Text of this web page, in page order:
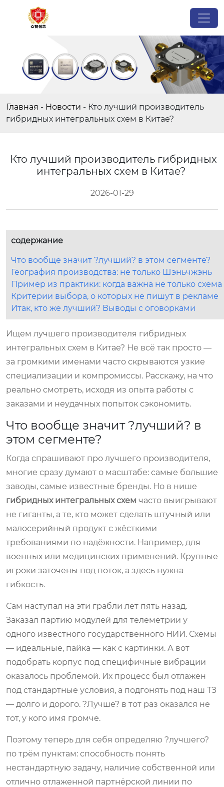
Главная - Новости - Кто лучший производитель
гибридных интегральных схем в Китае?
Кто лучший производитель гибридных
интегральных схем в Китае?
2026-01-29
содержание
Что вообще значит ?лучший? в этом сегменте?
География производства: не только Шэньчжэнь
Пример из практики: когда важна не только схема
Критерии выбора, о которых не пишут в рекламе
Итак, кто же лучший? Выводы с оговорками
Ищем лучшего производителя гибридных
интегральных схем в Китае? Не всё так просто —
за громкими именами часто скрываются узкие
специализации и компромиссы. Расскажу, на что
реально смотреть, исходя из опыта работы с
заказами и неудачных попыток сэкономить.
Что вообще значит ?лучший? в
этом сегменте?
Когда спрашивают про лучшего производителя,
многие сразу думают о масштабе: самые большие
заводы, самые известные бренды. Но в нише
гибридных интегральных схем часто выигрывают
не гиганты, а те, кто может сделать штучный или
малосерийный продукт с жёсткими
требованиями по надёжности. Например, для
военных или медицинских применений. Крупные
игроки заточены под поток, а здесь нужна
гибкость.
Сам наступал на эти грабли лет пять назад.
Заказал партию модулей для телеметрии у
одного известного государственного НИИ. Схемы
— идеальные, пайка — как с картинки. А вот
подобрать корпус под специфичные вибрации
оказалось проблемой. Их процесс был отлажен
под стандартные условия, а подгонять под наш ТЗ
— долго и дорого. ?Лучше? в тот раз оказался не
тот, у кого имя громче.
Поэтому теперь для себя определяю ?лучшего?
по трём пунктам: способность понять
нестандартную задачу, наличие собственной или
отлично отлаженной партнёрской линии по